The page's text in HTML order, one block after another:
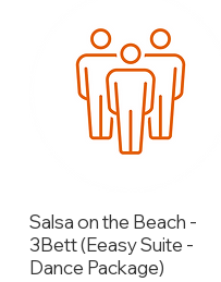
Salsa on the Beach -
3Bett (Eeasy Suite -
Dance Package)